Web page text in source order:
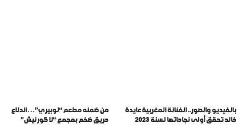
بالفيديو والصور.. الفنانة المغربية عايدة
خالد تحقق أولى نجاحاتها لسنة 2023
من ضمنه مطعم “لوبيري”… اندلاع
حريق ضخم بمجمع “لا كورنيش”